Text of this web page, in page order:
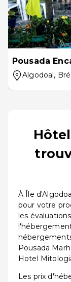
Pousada
Algodoal,
À Île
pour votre
les
Pousada
Hotel
Les prix